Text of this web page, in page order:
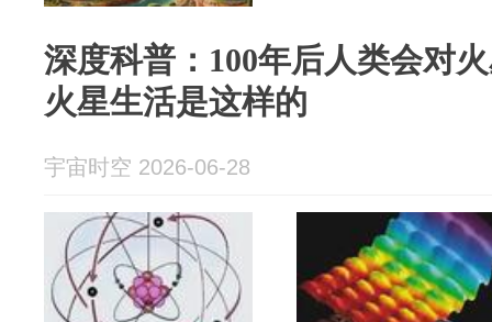
深度科普：100年后人类会对
火星生活是这样的
宇宙时空 2026-06-28